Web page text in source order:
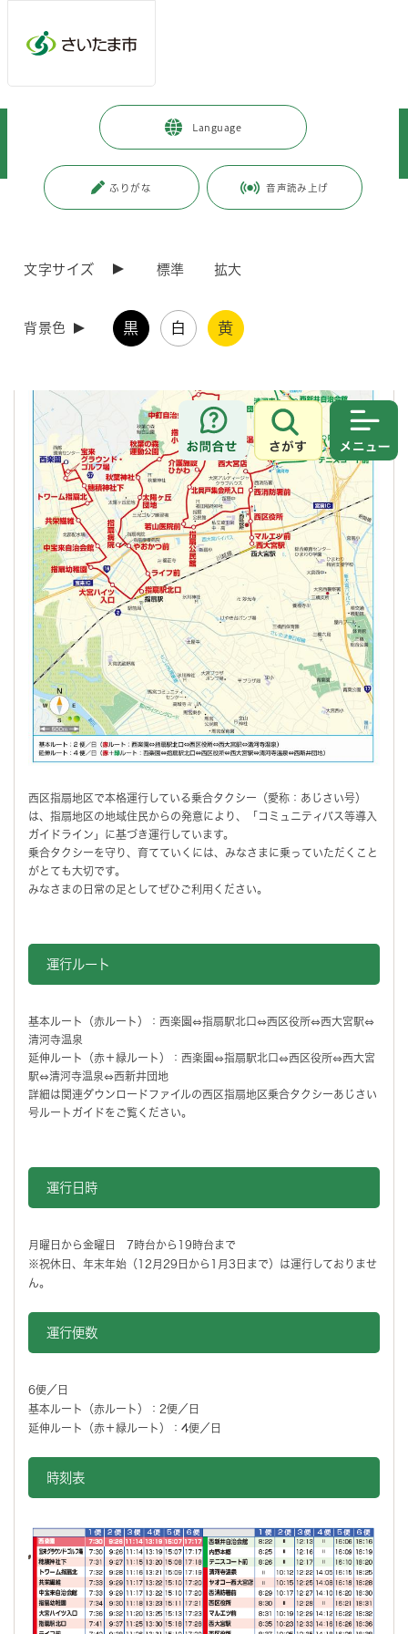
Language
ふりがな 音声読み上げ
文字サイズ 標準 拡大
背景色 黒 白 黄
お問合せ
さがす
暮らし・手続き > まちづくり・交通
交通・道路・駐輪場
更新日付：2026年6月26日 / ページ番号：C039824
を行っています
西区指扇地区で本格運行している乗合タクシー（愛称：あじさい号）
は、指扇地区の地域住民からの発意により、「コミュニティバス等導入
ガイドライン」に基づき運行しています。
乗合タクシーを守り、育てていくには、みなさまに乗っていただくこと
がとても大切です。
みなさまの日常の足としてぜひご利用ください。
運行ルート
基本ルート（赤ルート）：西楽園⇔指扇駅北口⇔西区役所⇔西大宮駅⇔
清河寺温泉
延伸ルート（赤＋緑ルート）：西楽園⇔指扇駅北口⇔西区役所⇔西大宮
駅⇔清河寺温泉⇔西新井団地
詳細は関連ダウンロードファイルの西区指扇地区乗合タクシーあじさい
号ルートガイドをご覧ください。
運行日時
月曜日から金曜日 7時台から19時台まで
※祝休日、年末年始（12月29日から1月3日まで）は運行しておりませ
ん。
運行便数
6便／日
基本ルート（赤ルート）：2便／日
延伸ルート（赤＋緑ルート）：4便／日
時刻表